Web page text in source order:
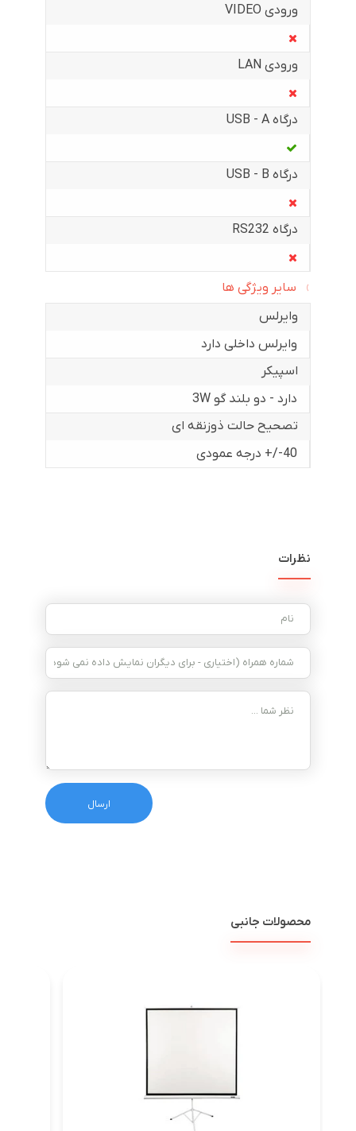
ورودی VIDEO
ورودی LAN
درگاه USB - A
درگاه USB - B
درگاه RS232
سایر ویژگی ها
وایرلس
وایرلس داخلی دارد
اسپیکر
دارد - دو بلند گو 3W
تصحیح حالت ذوزنقه ای
40-/+ درجه عمودی
نظرات
محصولات جانبی